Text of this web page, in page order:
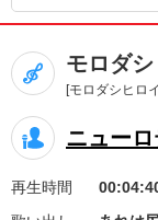
カラオ
ユーザー
キャンペ
お知らせ よ
モロダ
[モロダシヒロ
ニュー
再生時間